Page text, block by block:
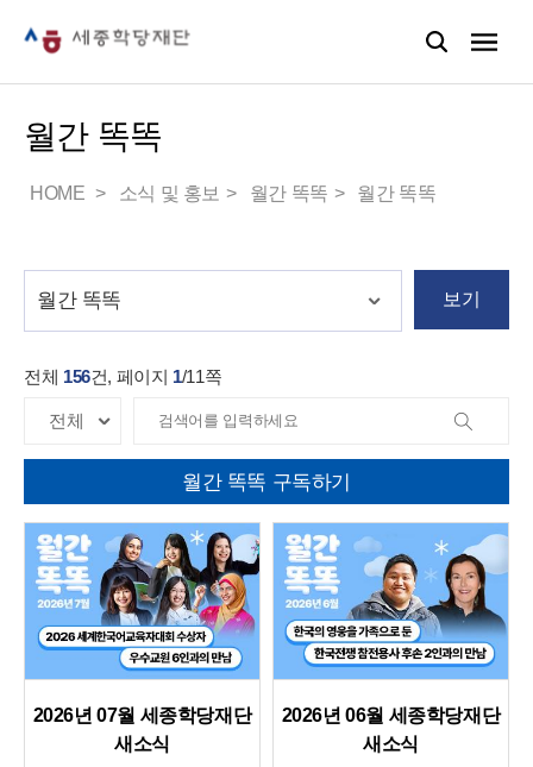
월간 똑똑
HOME 소식 및 홍보 월간 똑똑 월간 똑똑
보기
전체 156건, 페이지 1/11쪽
월간 똑똑 구독하기
2026년 07월 세종학당재단
새소식
2026년 06월 세종학당재단
새소식